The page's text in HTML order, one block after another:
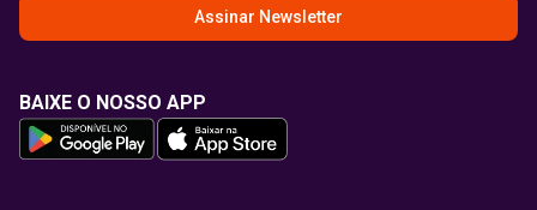
Assinar Newsletter
BAIXE O NOSSO APP